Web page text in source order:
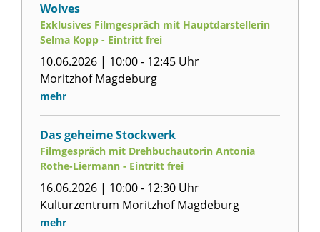
Wolves
Exklusives Filmgespräch mit Hauptdarstellerin
Selma Kopp - Eintritt frei
10.06.2026 | 10:00 - 12:45 Uhr
Moritzhof Magdeburg
mehr
Das geheime Stockwerk
Filmgespräch mit Drehbuchautorin Antonia
Rothe-Liermann - Eintritt frei
16.06.2026 | 10:00 - 12:30 Uhr
Kulturzentrum Moritzhof Magdeburg
mehr